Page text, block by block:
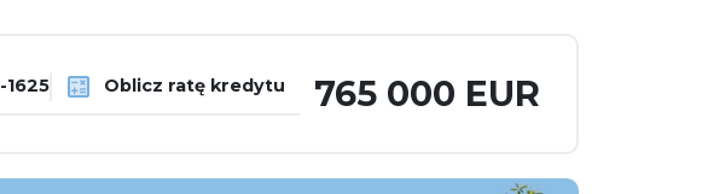
1625 Oblicz ratę kredytu 765 000 EUR